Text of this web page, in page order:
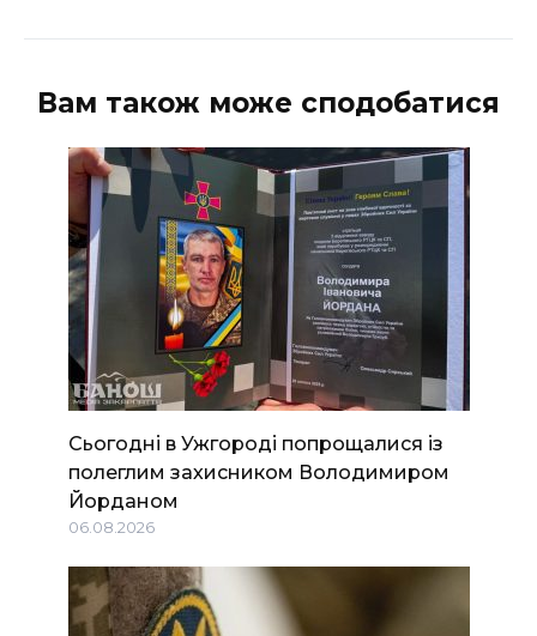
Вам також може сподобатися
Сьогодні в Ужгороді попрощалися із
полеглим захисником Володимиром
Йорданом
06.08.2026